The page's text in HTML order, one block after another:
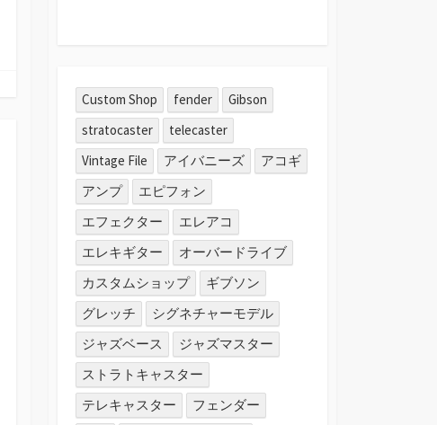
Custom Shop fender
Gibson
stratocaster
telecaster
Vintage File
アイバニーズ
アコギ
アンプ
エピフォン
エフェクター
エレアコ
エレキギター
オーバードライブ
カスタムショップ
ギブソン
グレッチ
シグネチャーモデル
ジャズベース
ジャズマスター
ストラトキャスター
テレキャスター
フェンダー